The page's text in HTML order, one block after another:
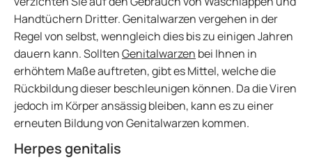
Handtüchern Dritter. Genitalwarzen vergehen in der
Regel von selbst, wenngleich dies bis zu einigen Jahren
dauern kann. SolltenGenitalwarzen bei Ihnen in
erhöhtem Maße auftreten, gibt es Mittel, welche die
Rückbildung dieser beschleunigen können. Da die Viren
jedoch im Körper ansässig bleiben, kann es zu einer
erneuten Bildung von Genitalwarzen kommen.
Herpes genitalis